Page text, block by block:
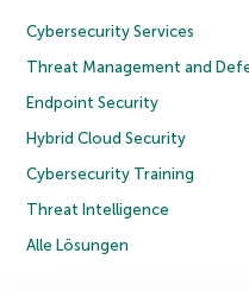
Cybersecurity Services
Threat Management and
Endpoint Security
Hybrid Cloud Security
Cybersecurity Training
Threat Intelligence
Alle Lösungen